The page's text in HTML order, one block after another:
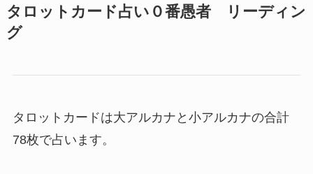
タロットカード占い０番愚者 リーディン
グ
タロットカードは大アルカナと小アルカナの合計
78枚で占います。